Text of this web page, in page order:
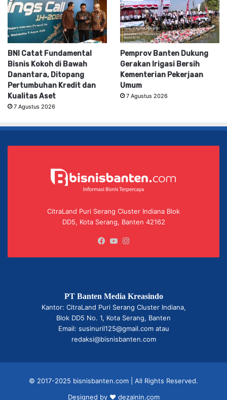
BNI Catat Fundamental
Bisnis Kokoh di Bawah
Danantara, Ditopang
Pertumbuhan Kredit dan
Kualitas Aset
7 Agustus 2026
Pemprov Banten Dukung
Gerakan Irigasi Bersih
Kementerian Pekerjaan
Umum
7 Agustus 2026
CitraLand Puri Serang Cluster Indiana Blok
DD5, Kota Serang, Banten 42162
Facebook
YouTube
PT Banten Media Kreasindo
Kantor: CitraLand Puri Serang Cluster Indiana,
Blok DD5 No. 1, Kota Serang, Banten
Email: susinuril125@gmail.com atau
redaksi@bisnisbanten.com
© 2017-2025 bisnisbanten.com | All Rights Reserved.
Designed by ❤ dezainin.com